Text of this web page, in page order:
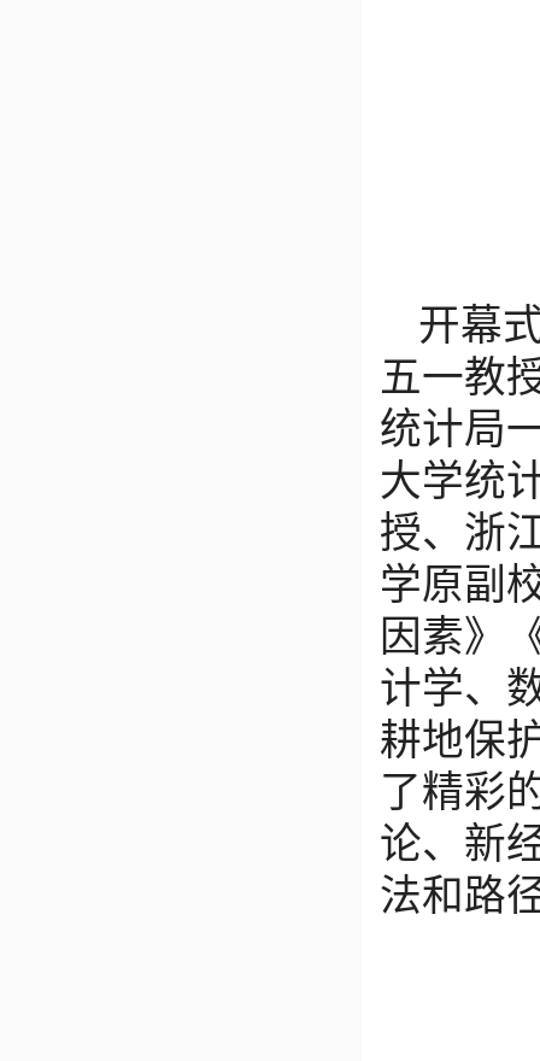
开幕
五一教
统计局
大学统
授、 浙
学原副
因素》
计学、
耕地保
了精彩
论、新
法和路